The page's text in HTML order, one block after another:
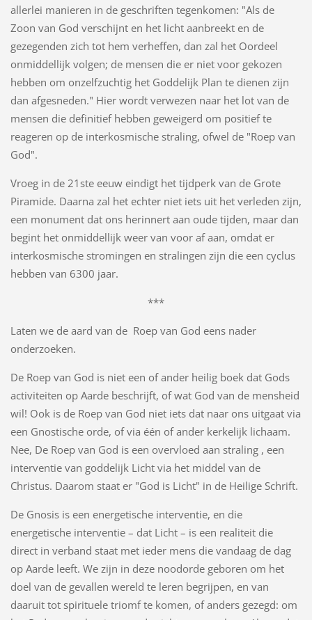
allerlei manieren in de geschriften tegenkomen: "Als de
Zoon van God verschijnt en het licht aanbreekt en de
gezegenden zich tot hem verheffen, dan zal het Oordeel
onmiddellijk volgen; de mensen die er niet voor gekozen
hebben om onzelfzuchtig het Goddelijk Plan te dienen zijn
dan afgesneden." Hier wordt verwezen naar het lot van de
mensen die definitief hebben geweigerd om positief te
reageren op de interkosmische straling, ofwel de "Roep van
God".
Vroeg in de 21ste eeuw eindigt het tijdperk van de Grote
Piramide. Daarna zal het echter niet iets uit het verleden zijn,
een monument dat ons herinnert aan oude tijden, maar dan
begint het onmiddellijk weer van voor af aan, omdat er
interkosmische stromingen en stralingen zijn die een cyclus
hebben van 6300 jaar.
***
Laten we de aard van de Roep van God eens nader
onderzoeken.
De Roep van God is niet een of ander heilig boek dat Gods
activiteiten op Aarde beschrijft, of wat God van de mensheid
wil! Ook is de Roep van God niet iets dat naar ons uitgaat via
een Gnostische orde, of via één of ander kerkelijk lichaam.
Nee, De Roep van God is een overvloed aan straling , een
interventie van goddelijk Licht via het middel van de
Christus. Daarom staat er "God is Licht" in de Heilige Schrift.
De Gnosis is een energetische interventie, en die
energetische interventie – dat Licht – is een realiteit die
direct in verband staat met ieder mens die vandaag de dag
op Aarde leeft. We zijn in deze noodorde geboren om het
doel van de gevallen wereld te leren begrijpen, en van
daaruit tot spirituele triomf te komen, of anders gezegd: om